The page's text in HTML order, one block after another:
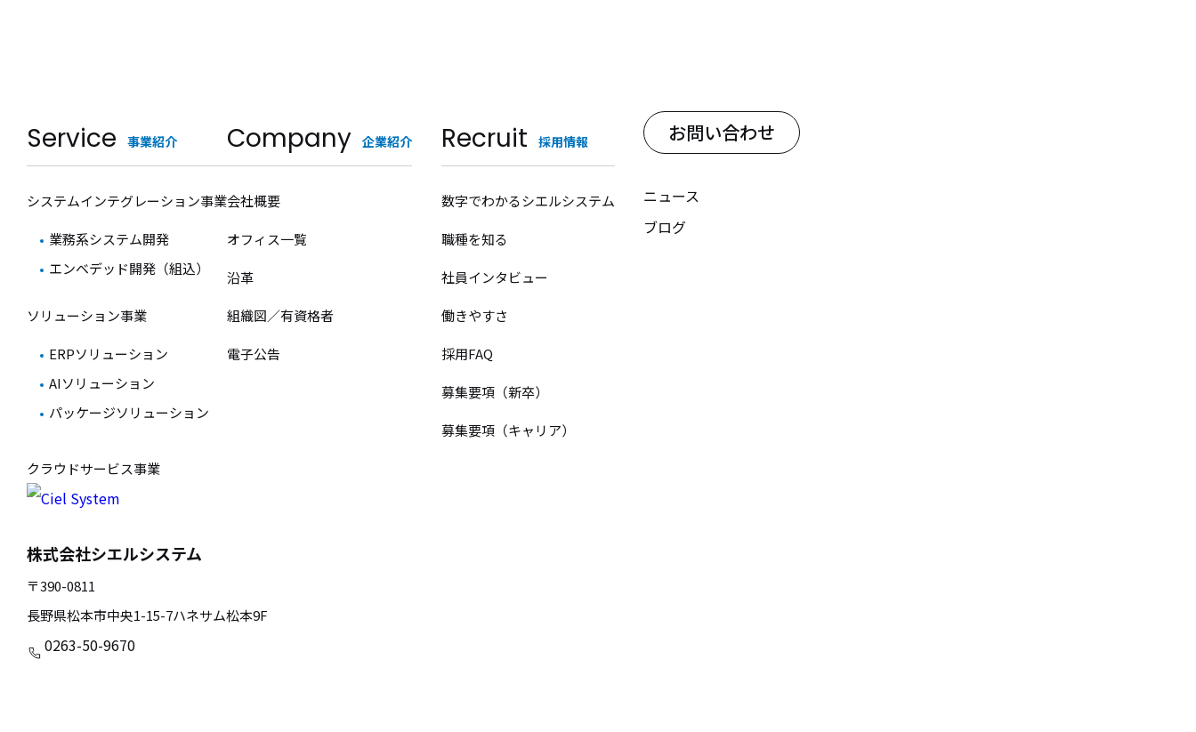
Service 事業紹介
システムインテグレーション事業
業務系システム開発
エンベデッド開発（組込）
ソリューション事業
ERPソリューション
AIソリューション
パッケージソリューション
クラウドサービス事業
Company 企業紹介
会社概要
オフィス一覧
沿革
組織図／有資格者
電子公告
Recruit 採用情報
数字でわかるシエルシステム
職種を知る
社員インタビュー
働きやすさ
採用FAQ
募集要項（新卒）
募集要項（キャリア）
お問い合わせ
ニュース
ブログ
株式会社シエルシステム
〒390-0811
長野県松本市中央1-15-7ハネサム松本9F
0263-50-9670